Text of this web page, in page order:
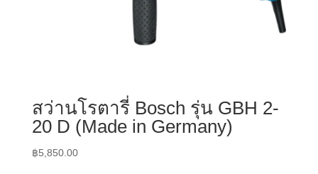
สว่านโรตารี่ Bosch รุ่น GBH 2-
20 D (Made in Germany)
฿5,850.00